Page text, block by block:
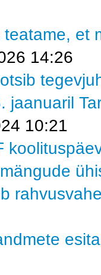
et
14:26
jaanuaril
10:21